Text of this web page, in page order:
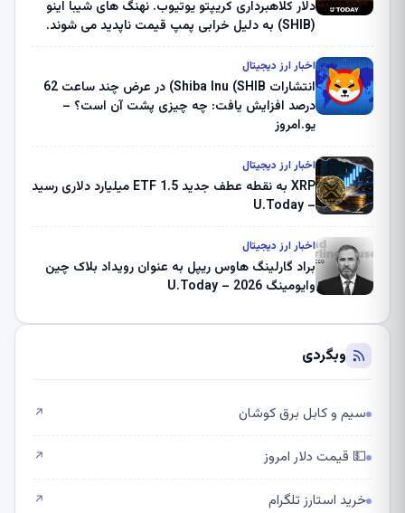
دلار کلاهبرداری کریپتو یوتیوب. نهنگ های شیبا اینو
(SHIB) به دلیل خرابی پمپ قیمت ناپدید می شوند.
ثبت کرد – گزارش کریپتو صبح – U.Today
اخبار ارز دیجیتال
انتشارات Shiba Inu (SHIB) در عرض چند ساعت 62
درصد افزایش یافت: چه چیزی پشت آن است؟ –
یو.امروز
اخبار ارز دیجیتال
XRP به نقطه عطف جدید ETF 1.5 میلیارد دلاری رسید
– U.Today
اخبار ارز دیجیتال
براد گارلینگ هاوس ریپل به عنوان رویداد بلاک چین
وایومینگ 2026 – U.Today
وبگردی
سیم و کابل برق کوشان ↗
💵 قیمت دلار امروز ↗
خرید استارز تلگرام ↗